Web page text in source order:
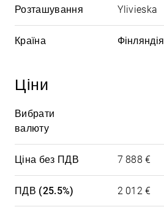
Розташування Ylivieska
Країна Фінляндія
Ціни
Вибрати
валюту
Ціна без ПДВ 7 888 €
ПДВ (25.5%) 2 012 €